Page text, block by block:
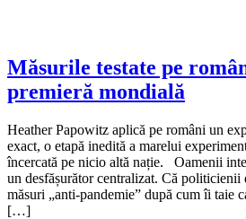
Măsurile testate pe
premieră mondială
Heather Papowitz aplică pe români un
exact, o etapă inedită a marelui
încercată pe nicio altă nație. Oamenii
un desfășurător centralizat. Că politicienii
măsuri „anti-pandemie” după cum îi taie
[…]